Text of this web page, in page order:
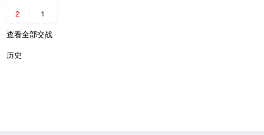
2
1
查看全部交战
历史